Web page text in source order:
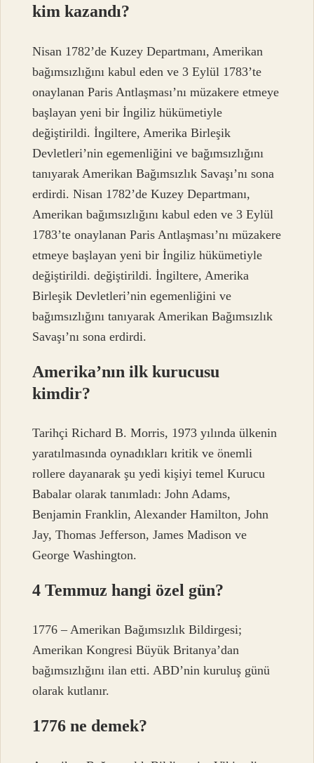
kim kazandı?
Nisan 1782’de Kuzey Departmanı, Amerikan
bağımsızlığını kabul eden ve 3 Eylül 1783’te
onaylanan Paris Antlaşması’nı müzakere etmeye
başlayan yeni bir İngiliz hükümetiyle
değiştirildi. İngiltere, Amerika Birleşik
Devletleri’nin egemenliğini ve bağımsızlığını
tanıyarak Amerikan Bağımsızlık Savaşı’nı sona
erdirdi. Nisan 1782’de Kuzey Departmanı,
Amerikan bağımsızlığını kabul eden ve 3 Eylül
1783’te onaylanan Paris Antlaşması’nı müzakere
etmeye başlayan yeni bir İngiliz hükümetiyle
değiştirildi. değiştirildi. İngiltere, Amerika
Birleşik Devletleri’nin egemenliğini ve
bağımsızlığını tanıyarak Amerikan Bağımsızlık
Savaşı’nı sona erdirdi.
Amerika’nın ilk kurucusu
kimdir?
Tarihçi Richard B. Morris, 1973 yılında ülkenin
yaratılmasında oynadıkları kritik ve önemli
rollere dayanarak şu yedi kişiyi temel Kurucu
Babalar olarak tanımladı: John Adams,
Benjamin Franklin, Alexander Hamilton, John
Jay, Thomas Jefferson, James Madison ve
George Washington.
4 Temmuz hangi özel gün?
1776 – Amerikan Bağımsızlık Bildirgesi;
Amerikan Kongresi Büyük Britanya’dan
bağımsızlığını ilan etti. ABD’nin kuruluş günü
olarak kutlanır.
1776 ne demek?